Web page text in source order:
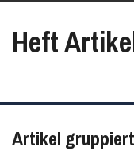
Heft
Artikel